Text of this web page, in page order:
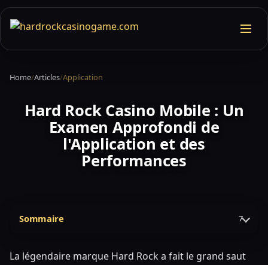
Home/Articles/Application
Hard Rock Casino Mobile : Un
Examen Approfondi de
l'Application et des
Performances
Sommaire 7
La légendaire marque Hard Rock a fait le grand saut